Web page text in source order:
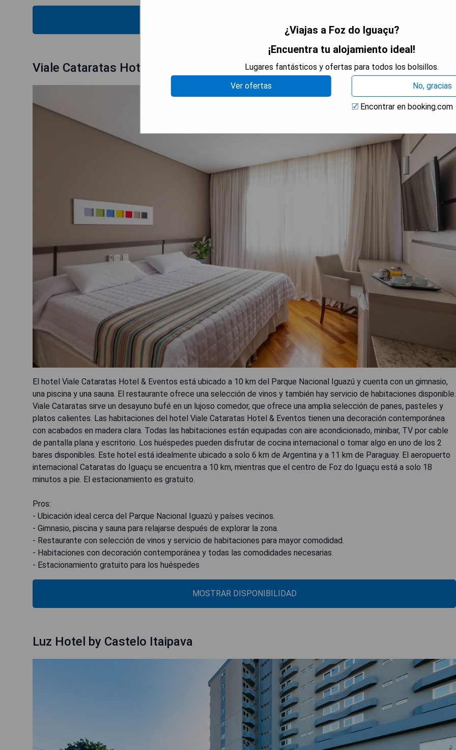
Viale Cataratas Hotel & Eventos
El hotel Viale Cataratas Hotel & Eventos está ubicado a 10 km del Parque Nacional Iguazú y cuenta con un gimnasio,
una piscina y una sauna. El restaurante ofrece una selección de vinos y también hay servicio de habitaciones disponible.
Viale Cataratas sirve un desayuno bufé en un lujoso comedor, que ofrece una amplia selección de panes, pasteles y
platos calientes. Las habitaciones del hotel Viale Cataratas Hotel & Eventos tienen una decoración contemporánea
con acabados en madera clara. Todas las habitaciones están equipadas con aire acondicionado, minibar, TV por cable
de pantalla plana y escritorio. Los huéspedes pueden disfrutar de cocina internacional o tomar algo en uno de los 2
bares disponibles. Este hotel está idealmente ubicado a solo 6 km de Argentina y a 11 km de Paraguay. El aeropuerto
internacional Cataratas do Iguaçu se encuentra a 10 km, mientras que el centro de Foz do Iguaçu está a solo 18
minutos a pie. El estacionamiento es gratuito.
Pros:
- Ubicación ideal cerca del Parque Nacional Iguazú y países vecinos.
- Gimnasio, piscina y sauna para relajarse después de explorar la zona.
- Restaurante con selección de vinos y servicio de habitaciones para mayor comodidad.
- Habitaciones con decoración contemporánea y todas las comodidades necesarias.
- Estacionamiento gratuito para los huéspedes
MOSTRAR DISPONIBILIDAD
Luz Hotel by Castelo Itaipava
¿Viajas a Foz do Iguaçu?
¡Encuentra tu alojamiento ideal!
Lugares fantásticos y ofertas para todos los bolsillos.
Ver ofertas
No, gracias
Encontrar en booking.com